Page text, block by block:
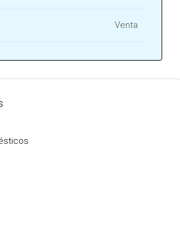
Venta